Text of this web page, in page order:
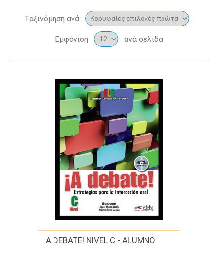
Ταξινόμηση ανά
Εμφάνιση ανά σελίδα
A DEBATE! NIVEL C - ALUMNO